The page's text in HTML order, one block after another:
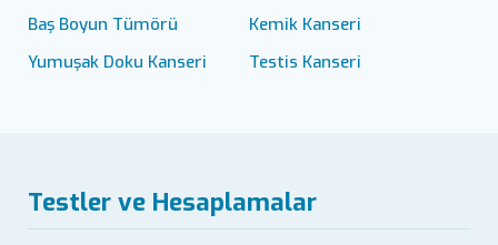
Baş Boyun Tümörü
Kemik Kanseri
Yumuşak Doku Kanseri
Testis Kanseri
Testler ve Hesaplamalar